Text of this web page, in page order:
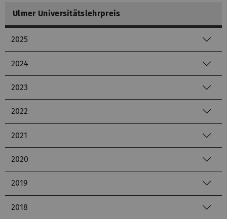
Ulmer Universitätslehrpreis
2025
2024
2023
2022
2021
2020
2019
2018